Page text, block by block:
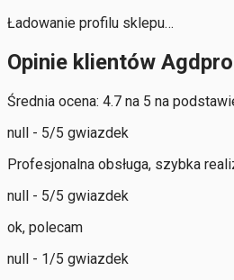
Ładowanie profilu sklepu…
Opinie klientów
Średnia ocena: 4.7 na 5 na
null - 5/5 gwiazdek
Profesjonalna obsługa, szybka
null - 5/5 gwiazdek
ok, polecam
null - 1/5 gwiazdek